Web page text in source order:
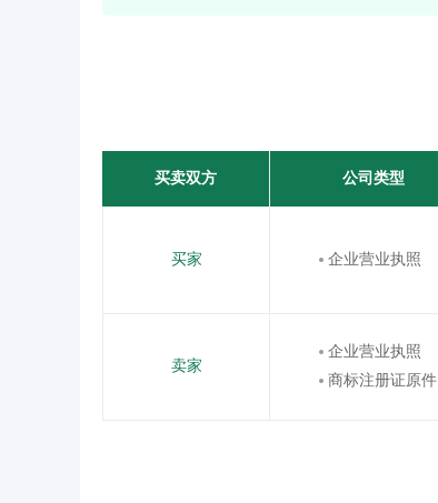
买卖双方 公司类型
买家 企业营业执照
卖家
企业营业执照
商标注册证原件